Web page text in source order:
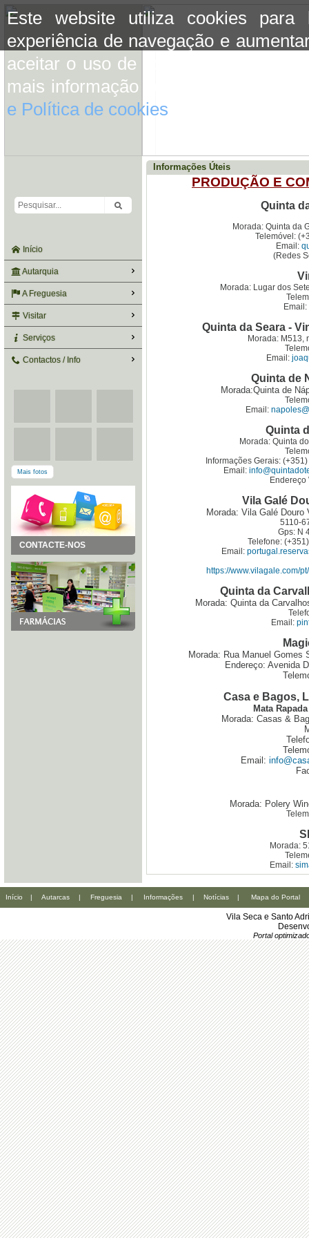
Este website utiliza cookies para
experiência de navegação e
aceitar o uso de cookies basta
mais informação consulte a
e Política de cookies
Início
Autarquia
A Freguesia
Visitar
Serviços
Contactos / Info
Mais fotos
CONTACTE-NOS
Informações Úteis
PRODUÇÃO E
Quinta
Morada: Quinta da
Telemóvel:
Email:
(Redes
Morada: Lugar dos
Email:
Quinta da Seara -
Morada: M513,
Email:
Quinta de
Morada:Quinta de
Email:
Quinta
Morada: Quinta
Informações Gerais:
Email:
Vila Galé
Morada: Vila Galé
5110-
Gps: N
Telefone:
Email:
https://www.vilagale.com/
Quinta da
Morada: Quinta da
Email:
Morada: Rua Manuel Gomes
Endereço: Avenida
Casa e Bagos,
Mata
Morada: Casas &
Email:
Morada: Polery
Morada:
Email:
Início | Autarcas | Freguesia | Informações | Notícias | Mapa do Portal
Vila Seca e Santo
Portal